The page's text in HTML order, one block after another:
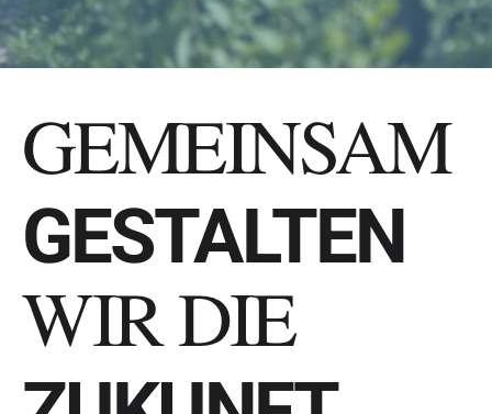
GEMEINSAM
GESTALTEN
WIR DIE